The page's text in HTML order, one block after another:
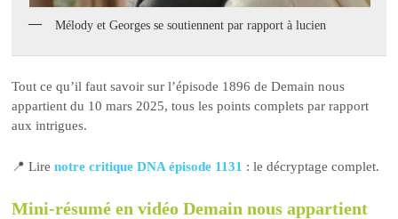
Mélody et Georges se soutiennent par rapport à lucien
Tout ce qu’il faut savoir sur l’épisode 1896 de Demain nous
appartient du 10 mars 2025, tous les points complets par rapport
aux intrigues.
📍 Lirenotre critique DNA épisode 1131 : le décryptage complet.
Mini-résumé en vidéo Demain nous appartient